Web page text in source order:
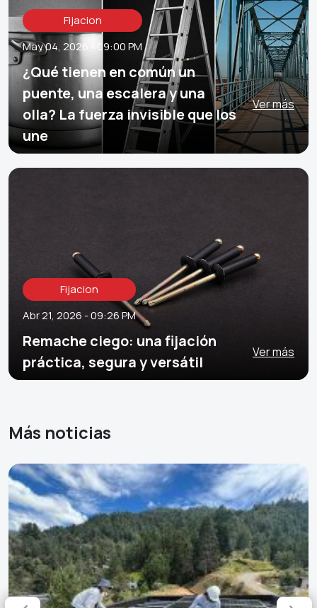
Fijacion
May 04, 2026 - 09:00 PM
¿Qué tienen en común un
puente, una escalera y una
olla? La fuerza invisible que los
une
Ver más
Fijacion
Abr 21, 2026 - 09:26 PM
Remache ciego: una fijación
práctica, segura y versátil
Ver más
Más noticias